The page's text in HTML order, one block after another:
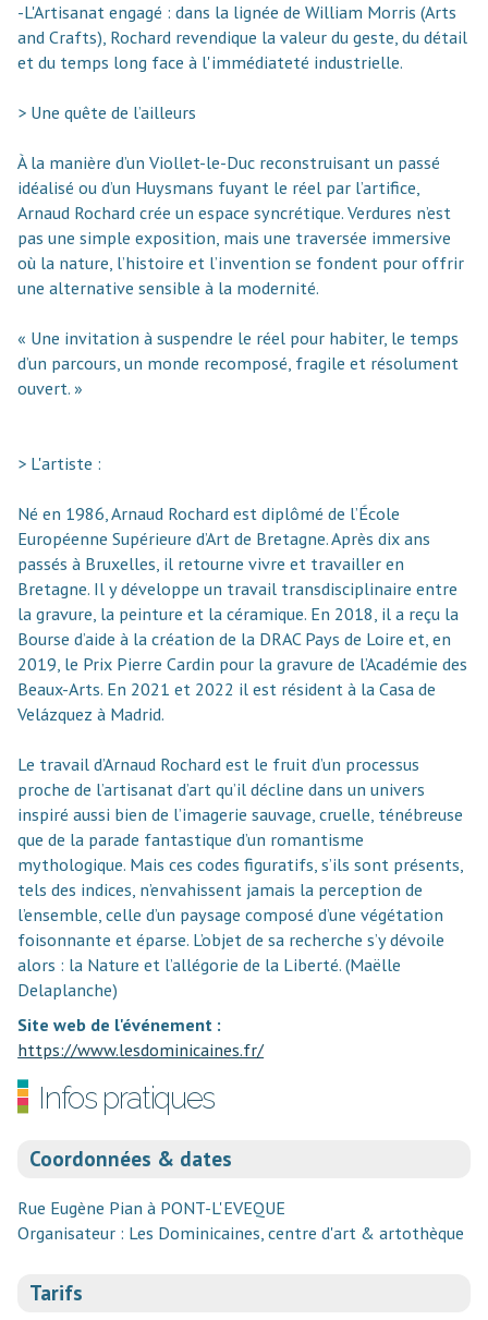
-L'Artisanat engagé : dans la lignée de William Morris (Arts
and Crafts), Rochard revendique la valeur du geste, du détail
et du temps long face à l'immédiateté industrielle.
> Une quête de l’ailleurs
À la manière d’un Viollet-le-Duc reconstruisant un passé
idéalisé ou d’un Huysmans fuyant le réel par l’artifice,
Arnaud Rochard crée un espace syncrétique. Verdures n’est
pas une simple exposition, mais une traversée immersive
où la nature, l’histoire et l’invention se fondent pour offrir
une alternative sensible à la modernité.
« Une invitation à suspendre le réel pour habiter, le temps
d’un parcours, un monde recomposé, fragile et résolument
ouvert. »
> L'artiste :
Né en 1986, Arnaud Rochard est diplômé de l’École
Européenne Supérieure d’Art de Bretagne. Après dix ans
passés à Bruxelles, il retourne vivre et travailler en
Bretagne. Il y développe un travail transdisciplinaire entre
la gravure, la peinture et la céramique. En 2018, il a reçu la
Bourse d’aide à la création de la DRAC Pays de Loire et, en
2019, le Prix Pierre Cardin pour la gravure de l’Académie des
Beaux-Arts. En 2021 et 2022 il est résident à la Casa de
Velázquez à Madrid.
Le travail d’Arnaud Rochard est le fruit d’un processus
proche de l’artisanat d’art qu’il décline dans un univers
inspiré aussi bien de l’imagerie sauvage, cruelle, ténébreuse
que de la parade fantastique d’un romantisme
mythologique. Mais ces codes figuratifs, s’ils sont présents,
tels des indices, n’envahissent jamais la perception de
l’ensemble, celle d’un paysage composé d’une végétation
foisonnante et éparse. L’objet de sa recherche s’y dévoile
alors : la Nature et l’allégorie de la Liberté. (Maëlle
Delaplanche)
Site web de l'événement :
https://www.lesdominicaines.fr/
Infos pratiques
Coordonnées & dates
Rue Eugène Pian à PONT-L'EVEQUE
Organisateur : Les Dominicaines, centre d'art & artothèque
Tarifs